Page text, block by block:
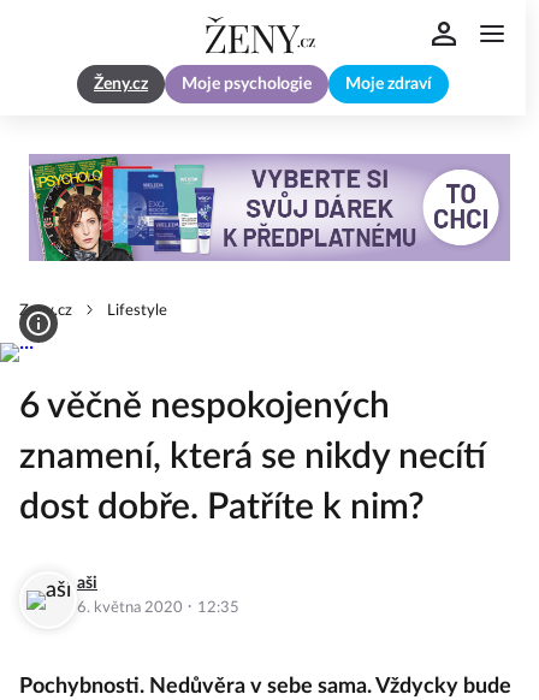
Ženy.cz Moje psychologie Moje zdraví
Zeny.cz Lifestyle
6 věčně nespokojených
znamení, která se nikdy necítí
dost dobře. Patříte k nim?
aši
6. května 2020 · 12:35
Pochybnosti. Nedůvěra v sebe sama. Vždycky bude